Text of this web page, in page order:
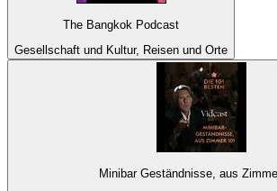
The Bangkok Podcast
Gesellschaft und Kultur, Reisen und Orte
Minibar Geständnisse, aus